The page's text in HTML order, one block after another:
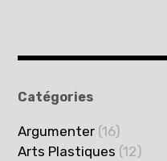
Catégories
Argumenter (16)
Arts Plastiques (12)